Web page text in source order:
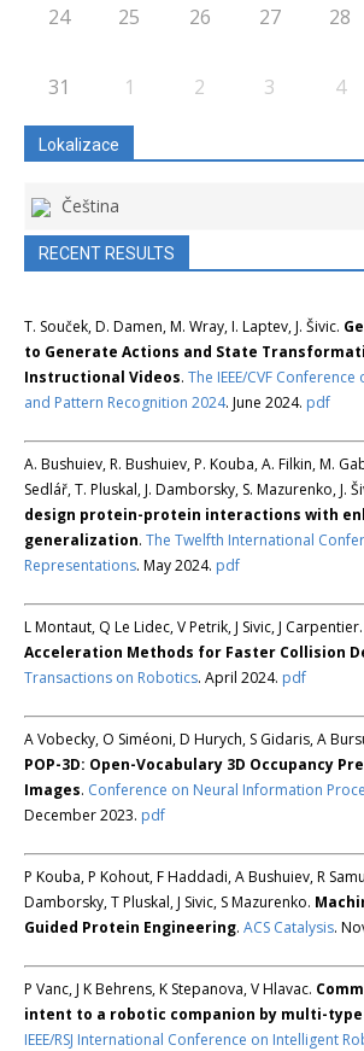
24 25 26 27 28
31 1 2 3 4
Lokalizace
Čeština
RECENT RESULTS
T. Souček, D. Damen, M. Wray, I. Laptev, J. Šivic.
to Generate Actions and State
Instructional Videos. The IEEE/CVF
and Pattern Recognition 2024. June 2024. pdf
A. Bushuiev, R. Bushuiev, P. Kouba, A. Filkin, M.
Sedlář, T. Pluskal, J. Damborsky, S. Mazurenko, J.
design protein-protein interactions with
generalization. The Twelfth International
Representations. May 2024. pdf
L Montaut, Q Le Lidec, V Petrik, J Sivic, J Carpentier.
Acceleration Methods for Faster Collision
Transactions on Robotics. April 2024. pdf
A Vobecky, O Siméoni, D Hurych, S Gidaris, A
POP-3D: Open-Vocabulary 3D Occupancy
Images. Conference on Neural Information
December 2023. pdf
P Kouba, P Kohout, F Haddadi, A Bushuiev, R
Damborsky, T Pluskal, J Sivic, S Mazurenko.
Guided Protein Engineering. ACS Catalysis.
P Vanc, J K Behrens, K Stepanova, V Hlavac.
intent to a robotic companion by multi-
IEEE/RSJ International Conference on Intelligent